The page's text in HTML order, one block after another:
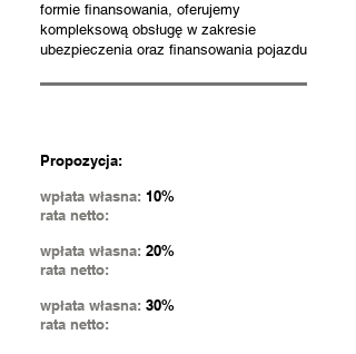
formie finansowania, oferujemy
kompleksową obsługę w zakresie
ubezpieczenia oraz finansowania pojazdu
Propozycja:
wpłata własna: 10%
rata netto:
wpłata własna: 20%
rata netto:
wpłata własna: 30%
rata netto: